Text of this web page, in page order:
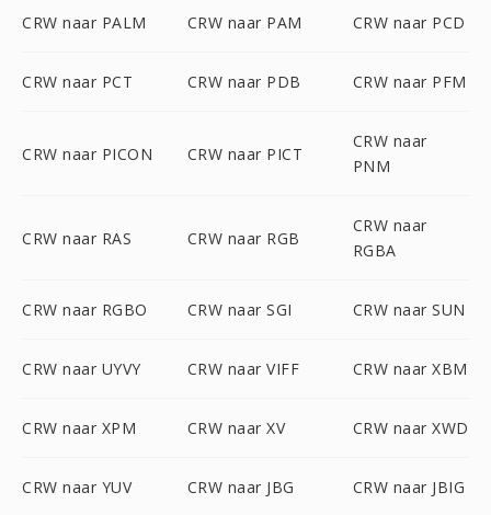
CRW naar PALM CRW naar PAM CRW naar PCD
CRW naar PCT CRW naar PDB CRW naar PFM
CRW naar PICON CRW naar PICT
CRW naar
PNM
CRW naar RAS CRW naar RGB
CRW naar
RGBA
CRW naar RGBO CRW naar SGI CRW naar SUN
CRW naar UYVY CRW naar VIFF CRW naar XBM
CRW naar XPM CRW naar XV CRW naar XWD
CRW naar YUV CRW naar JBG CRW naar JBIG